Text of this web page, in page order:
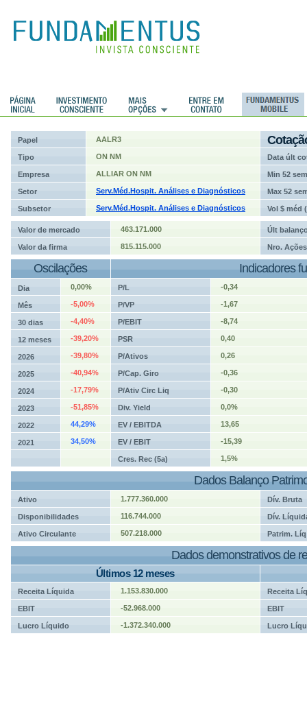
Papel AALR3
Tipo ON NM Data últ
Empresa ALLIAR ON NM Min 52 sem
Setor Serv.Méd.Hospit. Análises e Diagnósticos Max 52
Subsetor Serv.Méd.Hospit. Análises e Diagnósticos Vol $ méd
Valor de mercado 463.171.000 Últ
Valor da firma 815.115.000 Nro. Ações
Oscilações Indicadores
Dia 0,00% P/L -0,34
Mês -5,00% P/VP -1,67
30 dias -4,40% P/EBIT -8,74
12 meses -39,20% PSR 0,40
2026 -39,80% P/Ativos 0,26
2025 -40,94% P/Cap. Giro -0,36
2024 -17,79% P/Ativ Circ Liq -0,30
2023 -51,85% Div. Yield 0,0%
2022 44,29% EV / EBITDA 13,65
2021 34,50% EV / EBIT -15,39
Cres. Rec (5a) 1,5%
Dados Balanço
Ativo 1.777.360.000 Dív. Bruta
Disponibilidades 116.744.000 Dív.
Ativo Circulante 507.218.000 Patrim. Líq
Dados demonstrativos de
Últimos 12 meses
Receita Líquida 1.153.830.000 Receita
EBIT -52.968.000 EBIT
Lucro Líquido -1.372.340.000 Lucro